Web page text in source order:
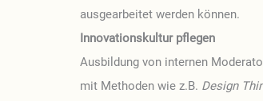
ausgearbeitet werden können.
Innovationskultur pflegen
Ausbildung von internen
mit Methoden wie z.B. Design